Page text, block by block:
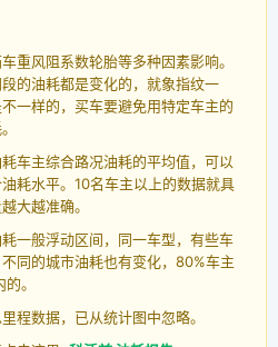
重风阻系数轮胎等多种因素影响。
的油耗都是变化的，就象指纹一
一样的，买车要避免用特定车主的
车主综合路况油耗的平均值，可以
耗水平。10名车主以上的数据就具
大越准确。
一般浮动区间，同一车型，有些车
同的城市油耗也有变化，80%车主
。
程数据，已从统计图中忽略。